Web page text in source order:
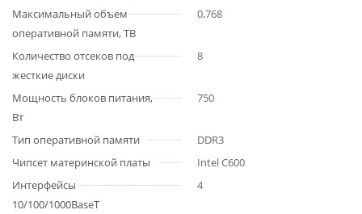
Максимальный объем
оперативной памяти, TB
0,768
Количество отсеков под
жесткие диски
8
Мощность блоков питания,
Вт
750
Тип оперативной памяти
DDR3
Чипсет материнской платы
Intel C600
Интерфейсы
10/100/1000BaseT
4